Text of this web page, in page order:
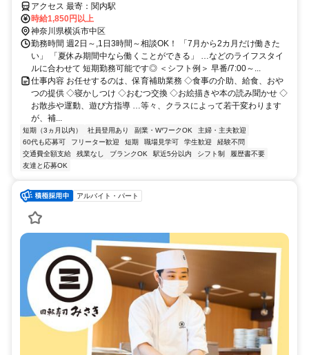
アクセス 最寄：関内駅
時給1,850円以上
神奈川県横浜市中区
勤務時間 週2日～,1日3時間～相談OK！ 「7月から2カ月だけ働きた
い」 「夏休み期間中なら働くことができる」 …などのライフスタイ
ルに合わせて 短期勤務可能です◎ ＜シフト例＞ 早番/7:00～...
仕事内容 お任せするのは、保育補助業務 ◇食事の介助、給食、おや
つの提供 ◇寝かしつけ ◇おむつ交換 ◇お絵描きや本の読み聞かせ ◇
お散歩や運動、遊び方指導 …等々、クラスによって若干変わります
が、補...
短期（3ヵ月以内） 社員登用あり 副業・WワークOK
主婦・主夫歓迎
60代も応募可
フリーター歓迎 短期 職場見学可 学生歓迎
経験不問
交通費全額支給
残業なし ブランクOK 駅近5分以内 シフト制
履歴書不要
友達と応募OK
アルバイト・パート